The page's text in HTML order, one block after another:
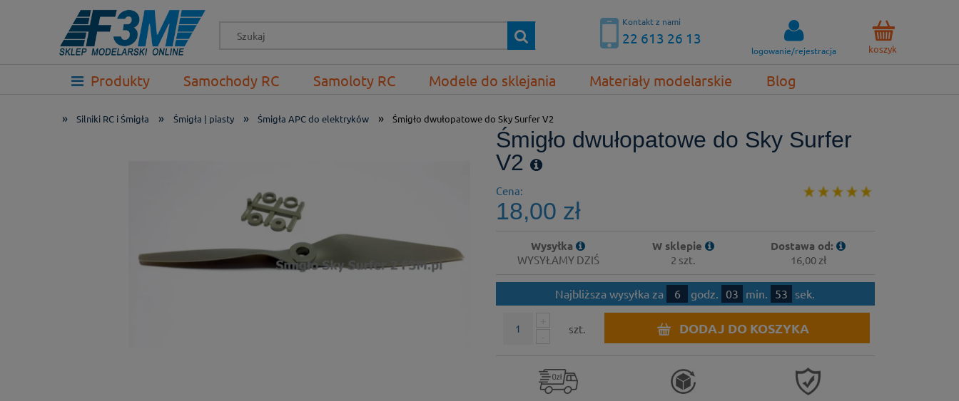
koszyk
logowanie/rejestracja
Kontakt z nami
22 613 26 13
Produkty Samochody RC Samoloty RC Modele do sklejania Materiały modelarskie Blog
Prezenty
» Silniki RC i Śmigła » Śmigła | piasty » Śmigła APC do elektryków » Śmigło dwułopatowe do Sky Surfer V2
Śmigło dwułopatowe do Sky Surfer
V2
Cena:
18,00 zł
Wysyłka
WYSYŁAMY DZIŚ
W sklepie
2 szt.
Dostawa od:
16,00 zł
Najbliższa wysyłka za 6 godz. 03 min. 53 sek.
szt. DODAJ DO KOSZYKA